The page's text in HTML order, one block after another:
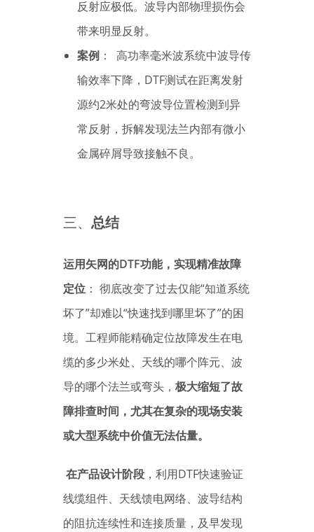
反射应极低。波导内部物理损伤会
带来明显反射。
案例 ： 高功率毫米波系统中波导传
输效率下降，DTF测试在距离发射
源约2米处的弯波导位置检测到异
常反射，拆解发现法兰内部有微小
金属碎屑导致接触不良。
三、 总结
运用矢网的DTF功能，实现精准故障
定位 ： 彻底改变了过去仅能“知道系统
坏了”却难以“快速找到哪里坏了”的困
境。工程师能精确定位故障发生在电
缆的多少米处、天线的哪个阵元、波
导的哪个法兰或弯头， 极大缩短了故
障排查时间，尤其在复杂的现场安装
或大型系统中价值无法估量。
在产品设计阶段 ，利用DTF快速验证
线缆组件、天线馈电网络、波导结构
的阻抗连续性和连接质量，及早发现